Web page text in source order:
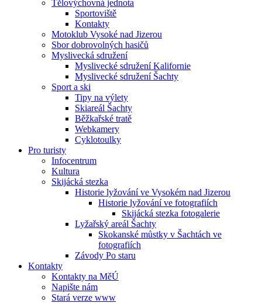
Tělovýchovná jednota
Sportoviště
Kontakty
Motoklub Vysoké nad Jizerou
Sbor dobrovolných hasičů
Myslivecká sdružení
Myslivecké sdružení Kalifornie
Myslivecké sdružení Šachty
Sport a ski
Tipy na výlety
Skiareál Šachty
Běžkařské tratě
Webkamery
Cyklotoulky
Pro turisty
Infocentrum
Kultura
Skijácká stezka
Historie lyžování ve Vysokém nad Jizerou
Historie lyžování ve fotografiích
Skijácká stezka fotogalerie
Lyžařský areál Šachty
Skokanské můstky v Šachtách ve
fotografiích
Závody Po staru
Kontakty
Kontakty na MěÚ
Napište nám
Stará verze www